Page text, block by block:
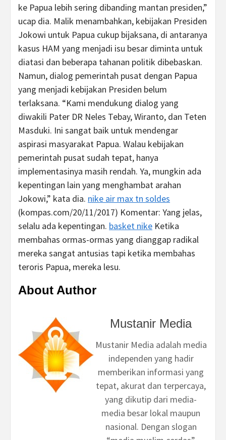
ke Papua lebih sering dibanding mantan presiden,”
ucap dia. Malik menambahkan, kebijakan Presiden
Jokowi untuk Papua cukup bijaksana, di antaranya
kasus HAM yang menjadi isu besar diminta untuk
diatasi dan beberapa tahanan politik dibebaskan.
Namun, dialog pemerintah pusat dengan Papua
yang menjadi kebijakan Presiden belum
terlaksana. “Kami mendukung dialog yang
diwakili Pater DR Neles Tebay, Wiranto, dan Teten
Masduki. Ini sangat baik untuk mendengar
aspirasi masyarakat Papua. Walau kebijakan
pemerintah pusat sudah tepat, hanya
implementasinya masih rendah. Ya, mungkin ada
kepentingan lain yang menghambat arahan
Jokowi,” kata dia. nike air max tn soldes
(kompas.com/20/11/2017) Komentar: Yang jelas,
selalu ada kepentingan. basket nike Ketika
membahas ormas-ormas yang dianggap radikal
mereka sangat antusias tapi ketika membahas
teroris Papua, mereka lesu.
About Author
Mustanir Media
Mustanir Media adalah media
independen yang hadir
memberikan informasi yang
tepat, akurat dan terpercaya,
yang dikutip dari media-
media besar lokal maupun
nasional. Dengan slogan